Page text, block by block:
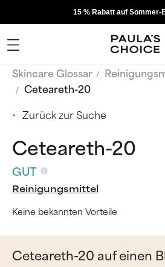
15 % Rabatt auf Sommer-
Skincare Glossar
Ceteareth-20
Zurück zur Suche
Ceteareth-20
GUT
Reinigungsmittel
Keine bekannten Vorteile
Ceteareth-20 auf einen